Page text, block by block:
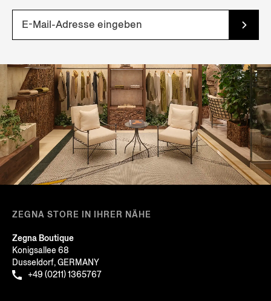
ZEGNA STORE IN IHRER NÄHE
Zegna Boutique
Konigsallee 68
Dusseldorf, GERMANY
+49 (0211) 1365767